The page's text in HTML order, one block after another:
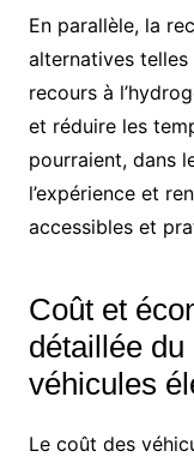
En parallèle, la
alternatives
recours à
et réduire les
pourraient, dans
l’expérience et
accessibles et
Coût et
détaillée
véhicules
Le coût des